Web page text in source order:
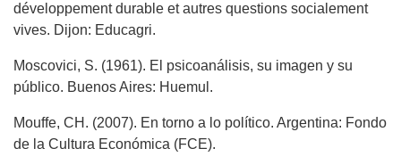
développement durable et autres questions socialement
vives. Dijon: Educagri.
Moscovici, S. (1961). El psicoanálisis, su imagen y su
público. Buenos Aires: Huemul.
Mouffe, CH. (2007). En torno a lo político. Argentina: Fondo
de la Cultura Económica (FCE).